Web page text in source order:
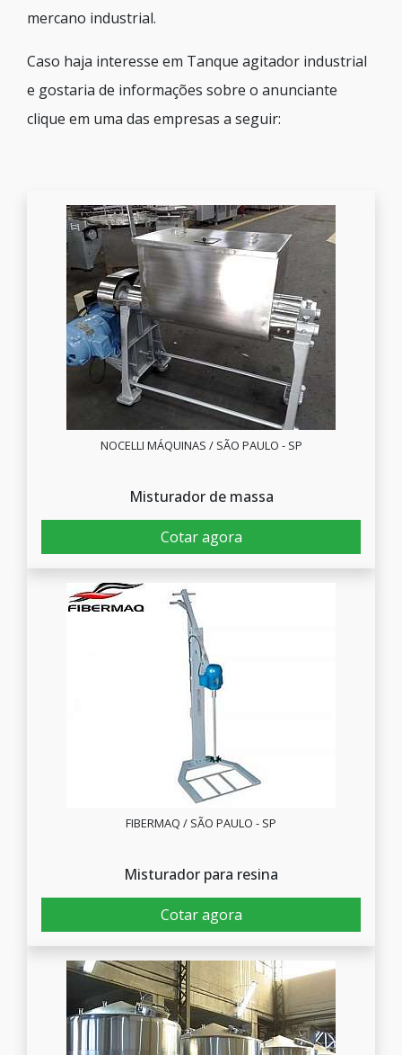
mercano industrial.
Caso haja interesse em Tanque agitador industrial
e gostaria de informações sobre o anunciante
clique em uma das empresas a seguir:
NOCELLI MÁQUINAS / SÃO PAULO - SP
Misturador de massa
Cotar agora
FIBERMAQ / SÃO PAULO - SP
Misturador para resina
Cotar agora